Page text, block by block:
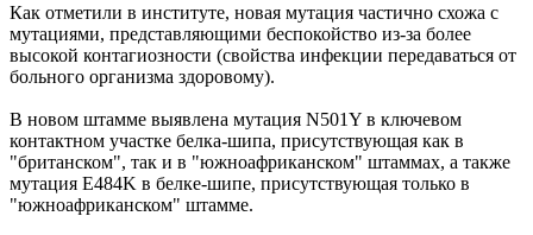
Как отметили в институте, новая мутация частично схожа с
мутациями, представляющими беспокойство из-за более
высокой контагиозности (свойства инфекции передаваться от
больного организма здоровому).
В новом штамме выявлена мутация N501Y в ключевом
контактном участке белка-шипа, присутствующая как в
"британском", так и в "южноафриканском" штаммах, а также
мутация E484K в белке-шипе, присутствующая только в
"южноафриканском" штамме.